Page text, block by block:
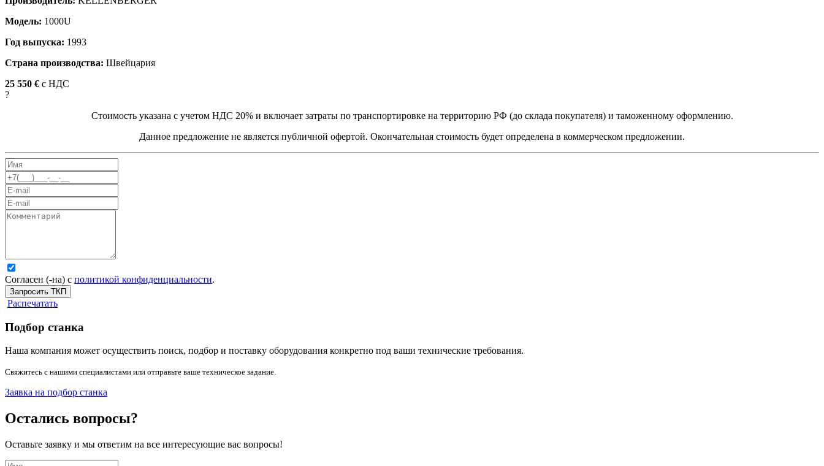
Модель: 1000U
Год выпуска: 1993
Страна производства: Швейцария
25 550 € c НДС
?
Стоимость указана с учетом НДС 20% и включает затраты по транспортировке на территорию РФ (до склада покупателя) и таможенному оформлению.
Данное предложение не является публичной офертой. Окончательная стоимость будет определена в коммерческом предложении.
Согласен (-на) с политикой конфиденциальности.
Запросить ТКП
Распечатать
Подбор станка
Наша компания может осуществить поиск, подбор и поставку оборудования конкретно под ваши технические требования.
Свяжитесь с нашими специалистами или отправьте ваше техническое задание.
Заявка на подбор станка
Остались вопросы?
Оставьте заявку и мы ответим на все интересующие вас вопросы!